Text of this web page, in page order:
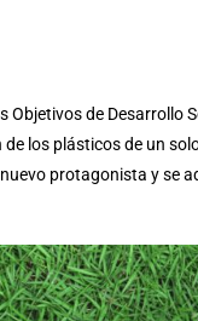
de Desarrollo
los plásticos de un
protagonista y se